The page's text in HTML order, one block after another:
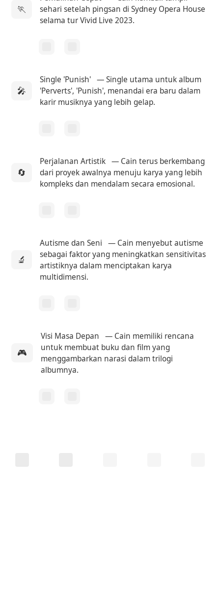
🏃
sehari setelah pingsan di Sydney Opera House
selama tur Vivid Live 2023.
🎤
Single 'Punish' — Single utama untuk album
'Perverts', 'Punish', menandai era baru dalam
karir musiknya yang lebih gelap.
🔄
Perjalanan Artistik — Cain terus berkembang
dari proyek awalnya menuju karya yang lebih
kompleks dan mendalam secara emosional.
🔬
Autisme dan Seni
— Cain menyebut autisme
sebagai faktor yang meningkatkan sensitivitas
artistiknya dalam menciptakan karya
multidimensi.
🎮
Visi Masa Depan
— Cain memiliki rencana
untuk membuat buku dan film yang
menggambarkan narasi dalam trilogi
albumnya.